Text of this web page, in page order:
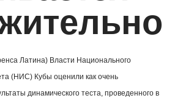
Латина) Власти Национального
(НИС) Кубы оценили как очень
динамического теста, проведенного в